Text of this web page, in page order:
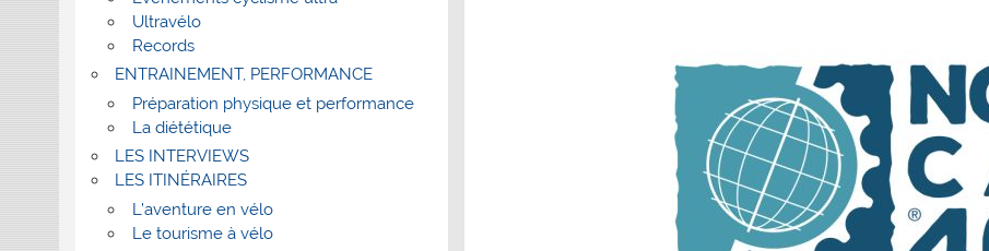
Ultravélo
Records
ENTRAINEMENT, PERFORMANCE
Préparation physique et performance
La diététique
LES INTERVIEWS
LES ITINÉRAIRES
L’aventure en vélo
Le tourisme à vélo